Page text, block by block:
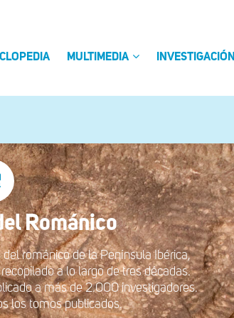
MULTIMEDIA INVESTIGACIÓN
Románico
románico de la Península Ibérica,
a lo largo de tres décadas.
a más de 2.000 investigadores.
los tomos publicados.